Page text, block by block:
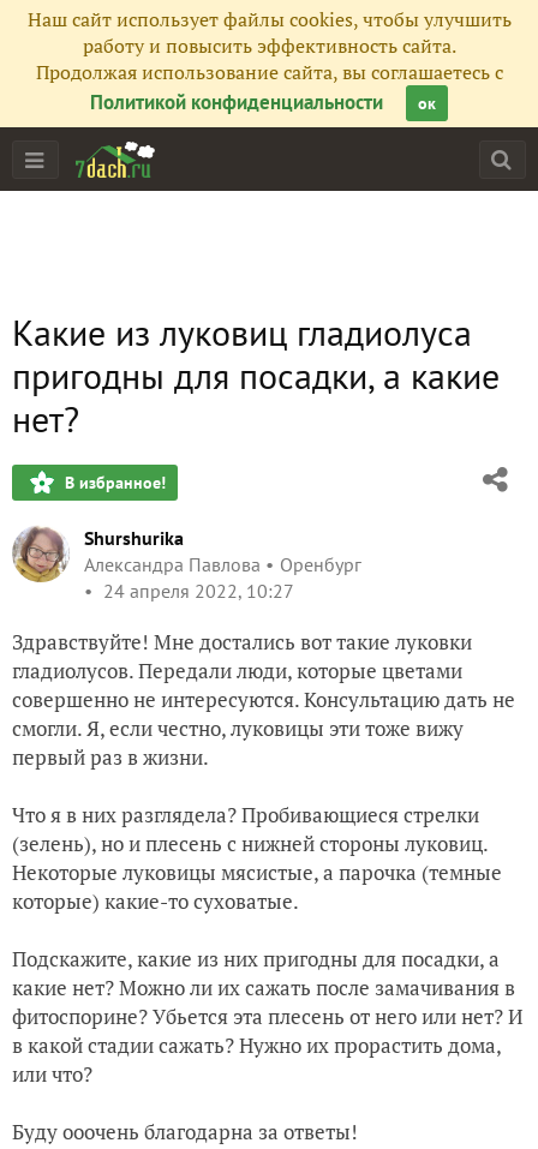
Наш сайт использует файлы cookies, чтобы улучшить
работу и повысить эффективность сайта.
Продолжая использование сайта, вы соглашаетесь с
Политикой конфиденциальности
ок
Какие из луковиц гладиолуса
пригодны для посадки, а какие
нет?
В избранное!
Shurshurika
Александра Павлова
Оренбург
24 апреля 2022, 10:27
Здравствуйте! Мне достались вот такие луковки
гладиолусов. Передали люди, которые цветами
совершенно не интересуются. Консультацию дать не
смогли. Я, если честно, луковицы эти тоже вижу
первый раз в жизни.
Что я в них разглядела? Пробивающиеся стрелки
(зелень), но и плесень с нижней стороны луковиц.
Некоторые луковицы мясистые, а парочка (темные
которые) какие-то суховатые.
Подскажите, какие из них пригодны для посадки, а
какие нет? Можно ли их сажать после замачивания в
фитоспорине? Убьется эта плесень от него или нет? И
в какой стадии сажать? Нужно их прорастить дома,
или что?
Буду ооочень благодарна за ответы!